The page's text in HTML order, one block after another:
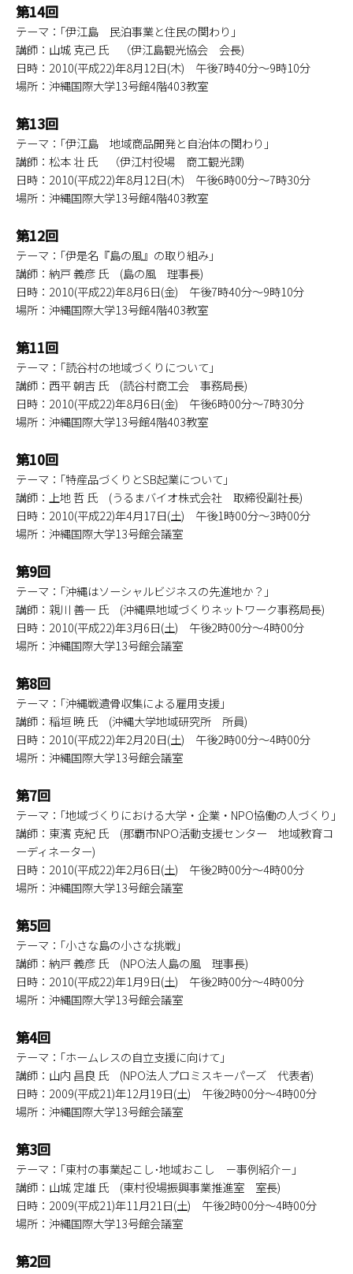
第14回
テーマ：｢伊江島 民泊事業と住民の関わり｣
講師：山城 克己 氏 （伊江島観光協会 会長)
日時：2010(平成22)年8月12日(木) 午後7時40分～9時10分
場所：沖縄国際大学13号館4階403教室
第13回
テーマ：｢伊江島 地域商品開発と自治体の関わり｣
講師：松本 壮 氏 （伊江村役場 商工観光課)
日時：2010(平成22)年8月12日(木) 午後6時00分～7時30分
場所：沖縄国際大学13号館4階403教室
第12回
テーマ：｢伊是名『島の風』の取り組み｣
講師：納戸 義彦 氏 (島の風 理事長)
日時：2010(平成22)年8月6日(金) 午後7時40分～9時10分
場所：沖縄国際大学13号館4階403教室
第11回
テーマ：｢読谷村の地域づくりについて｣
講師：西平 朝吉 氏 (読谷村商工会 事務局長)
日時：2010(平成22)年8月6日(金) 午後6時00分～7時30分
場所：沖縄国際大学13号館4階403教室
第10回
テーマ：｢特産品づくりとSB起業について｣
講師：上地 哲 氏 (うるまバイオ株式会社 取締役副社長)
日時：2010(平成22)年4月17日(土) 午後1時00分～3時00分
場所：沖縄国際大学13号館会議室
第9回
テーマ：｢沖縄はソーシャルビジネスの先進地か？｣
講師：親川 善一 氏 (沖縄県地域づくりネットワーク事務局長)
日時：2010(平成22)年3月6日(土) 午後2時00分～4時00分
場所：沖縄国際大学13号館会議室
第8回
テーマ：｢沖縄戦遺骨収集による雇用支援｣
講師：稲垣 暁 氏 (沖縄大学地域研究所 所員)
日時：2010(平成22)年2月20日(土) 午後2時00分～4時00分
場所：沖縄国際大学13号館会議室
第7回
テーマ：｢地域づくりにおける大学・企業・NPO協働の人づくり｣
講師：東濱 克紀 氏 (那覇市NPO活動支援センター 地域教育コ
ーディネーター)
日時：2010(平成22)年2月6日(土) 午後2時00分～4時00分
場所：沖縄国際大学13号館会議室
第5回
テーマ：｢小さな島の小さな挑戦｣
講師：納戸 義彦 氏 (NPO法人島の風 理事長)
日時：2010(平成22)年1月9日(土) 午後2時00分～4時00分
場所：沖縄国際大学13号館会議室
第4回
テーマ：｢ホームレスの自立支援に向けて｣
講師：山内 昌良 氏 (NPO法人プロミスキーパーズ 代表者)
日時：2009(平成21)年12月19日(土) 午後2時00分～4時00分
場所：沖縄国際大学13号館会議室
第3回
テーマ：｢東村の事業起こし･地域おこし －事例紹介－｣
講師：山城 定雄 氏 (東村役場振興事業推進室 室長)
日時：2009(平成21)年11月21日(土) 午後2時00分～4時00分
場所：沖縄国際大学13号館会議室
第2回